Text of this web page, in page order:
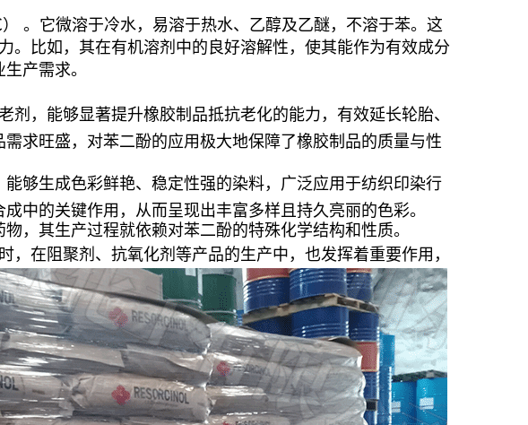
。它微溶于冷水，易溶于热水、乙醇及乙醚，不溶于苯。这
。比如，其在有机溶剂中的良好溶解性，使其能作为有效成分
产需求。
，能够显著提升橡胶制品抵抗老化的能力，有效延长轮胎、
求旺盛，对苯二酚的应用极大地保障了橡胶制品的质量与性
够生成色彩鲜艳、稳定性强的染料，广泛应用于纺织印染行
中的关键作用，从而呈现出丰富多样且持久亮丽的色彩。
，其生产过程就依赖对苯二酚的特殊化学结构和性质。
在阻聚剂、抗氧化剂等产品的生产中，也发挥着重要作用，